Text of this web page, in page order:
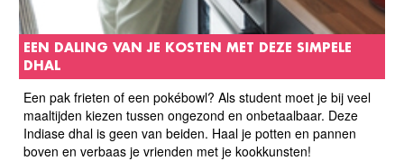
EEN DALING VAN JE KOSTEN MET DEZE SIMPELE
DHAL
Een pak frieten of een pokébowl? Als student moet je bij veel
maaltijden kiezen tussen ongezond en onbetaalbaar. Deze
Indiase dhal is geen van beiden. Haal je potten en pannen
boven en verbaas je vrienden met je kookkunsten!